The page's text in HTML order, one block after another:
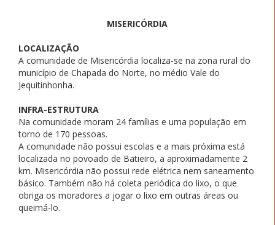
MISERICÓRDIA
LOCALIZAÇÃO
A comunidade de Misericórdia localiza-se na zona rural do
município de Chapada do Norte, no médio Vale do
Jequitinhonha.
INFRA-ESTRUTURA
Na comunidade moram 24 famílias e uma população em
torno de 170 pessoas.
A comunidade não possui escolas e a mais próxima está
localizada no povoado de Batieiro, a aproximadamente 2
km. Misericórdia não possui rede elétrica nem saneamento
básico. Também não há coleta periódica do lixo, o que
obriga os moradores a jogar o lixo em outras áreas ou
queimá-lo.